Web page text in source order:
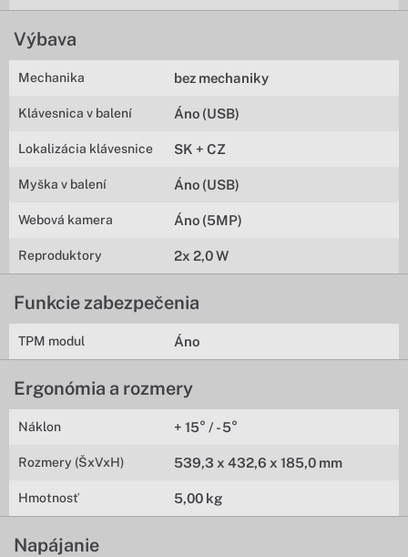
Výbava
Mechanika bez mechaniky
Klávesnica v balení Áno (USB)
Lokalizácia klávesnice SK + CZ
Myška v balení Áno (USB)
Webová kamera Áno (5MP)
Reproduktory 2x 2,0 W
Funkcie zabezpečenia
TPM modul Áno
Ergonómia a rozmery
Náklon + 15° / - 5°
Rozmery (ŠxVxH) 539,3 x 432,6 x 185,0 mm
Hmotnosť 5,00 kg
Napájanie